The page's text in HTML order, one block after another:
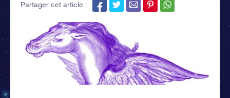
Partager cet article :